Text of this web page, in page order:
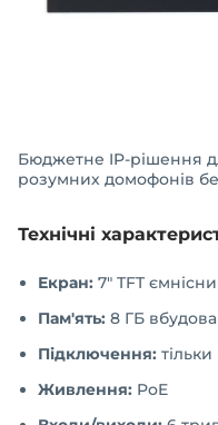
Бюджетне IP-рішення
розумних домофонів
Технічні
Екран: 7" TFT
Пам'ять: 8 ГБ
Підключення:
Живлення: PoE